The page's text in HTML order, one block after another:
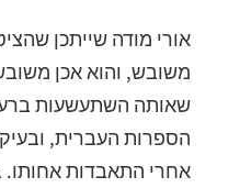
אורי מודה שייתכן
משובש, והוא אכן
שאותה השתעשעות
הספרות העברית,
אחרי התאבדות אחותו.